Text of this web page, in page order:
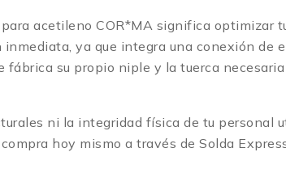
acetileno COR*MA significa optimizar
ya que integra una conexión de
fábrica su propio niple y la tuerca
ni la integridad física de tu personal
hoy mismo a través de Solda